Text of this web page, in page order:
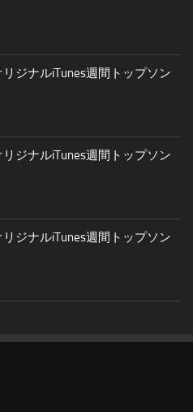
ジナルiTunes週間トップソン
ジナルiTunes週間トップソン
ジナルiTunes週間トップソン